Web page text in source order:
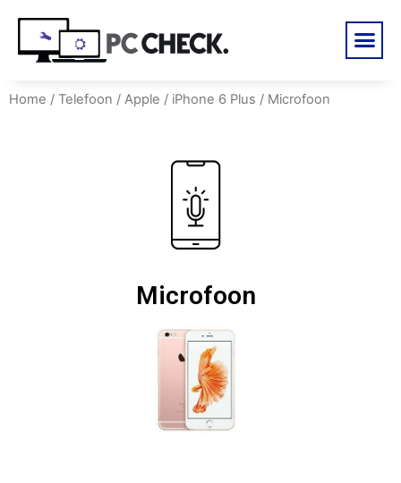
Home / Telefoon / Apple / iPhone 6 Plus / Microfoon
Microfoon